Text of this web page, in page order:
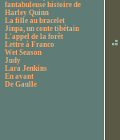
fantabuleuse histoire de
Harley Quinn
La fille au bracelet
Jinpa, un conte tibétain
L'appel de la forêt
Lettre à Franco
Wet Season
Judy
Lara Jenkins
En avant
De Gaulle